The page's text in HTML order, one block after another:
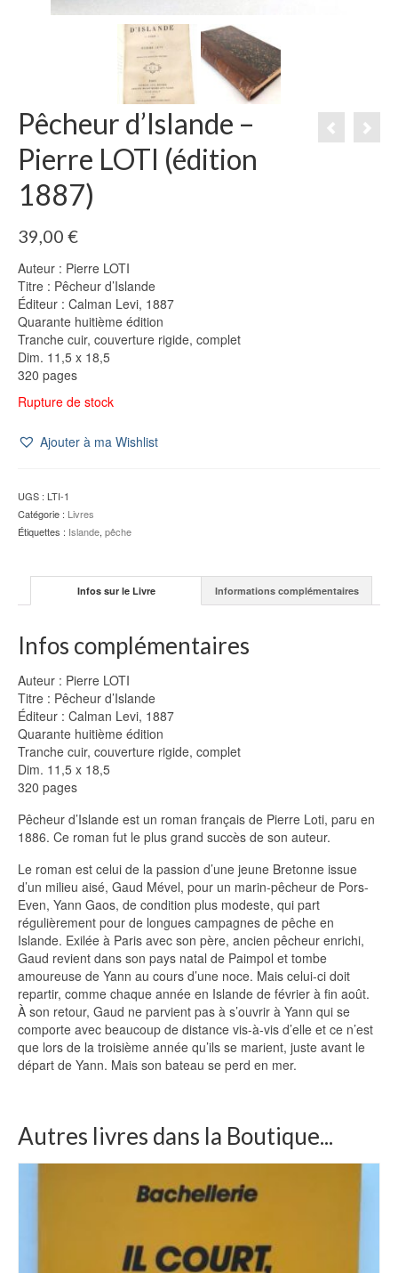
Pêcheur d’Islande –
Pierre LOTI (édition
1887)
39,00 €
Auteur : Pierre LOTI
Titre : Pêcheur d’Islande
Éditeur : Calman Levi, 1887
Quarante huitième édition
Tranche cuir, couverture rigide, complet
Dim. 11,5 x 18,5
320 pages
Rupture de stock
Ajouter à ma Wishlist
UGS : LTI-1
Catégorie : Livres
Étiquettes : Islande, pêche
Infos sur le Livre Informations complémentaires
Infos complémentaires
Auteur : Pierre LOTI
Titre : Pêcheur d’Islande
Éditeur : Calman Levi, 1887
Quarante huitième édition
Tranche cuir, couverture rigide, complet
Dim. 11,5 x 18,5
320 pages
Pêcheur d’Islande est un roman français de Pierre Loti, paru en
1886. Ce roman fut le plus grand succès de son auteur.
Le roman est celui de la passion d’une jeune Bretonne issue
d’un milieu aisé, Gaud Mével, pour un marin-pêcheur de Pors-
Even, Yann Gaos, de condition plus modeste, qui part
régulièrement pour de longues campagnes de pêche en
Islande. Exilée à Paris avec son père, ancien pêcheur enrichi,
Gaud revient dans son pays natal de Paimpol et tombe
amoureuse de Yann au cours d’une noce. Mais celui-ci doit
repartir, comme chaque année en Islande de février à fin août.
À son retour, Gaud ne parvient pas à s’ouvrir à Yann qui se
comporte avec beaucoup de distance vis-à-vis d’elle et ce n’est
que lors de la troisième année qu’ils se marient, juste avant le
départ de Yann. Mais son bateau se perd en mer.
Autres livres dans la Boutique...